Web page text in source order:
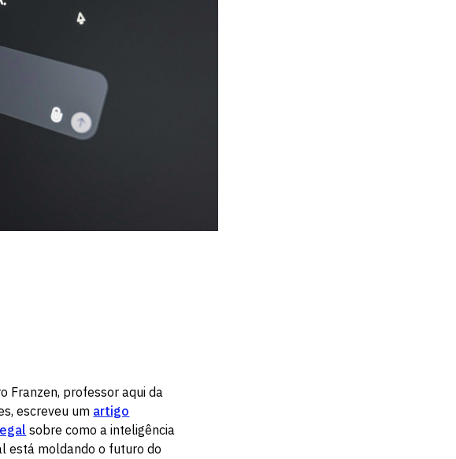
Franzen, professor aqui da
escreveu um artigo
sobre como a inteligência
está moldando o futuro do